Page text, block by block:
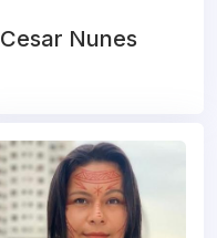
Cesar Nunes